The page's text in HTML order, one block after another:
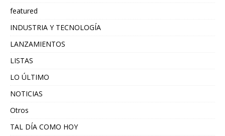
featured
INDUSTRIA Y TECNOLOGÍA
LANZAMIENTOS
LISTAS
LO ÚLTIMO
NOTICIAS
Otros
TAL DÍA COMO HOY